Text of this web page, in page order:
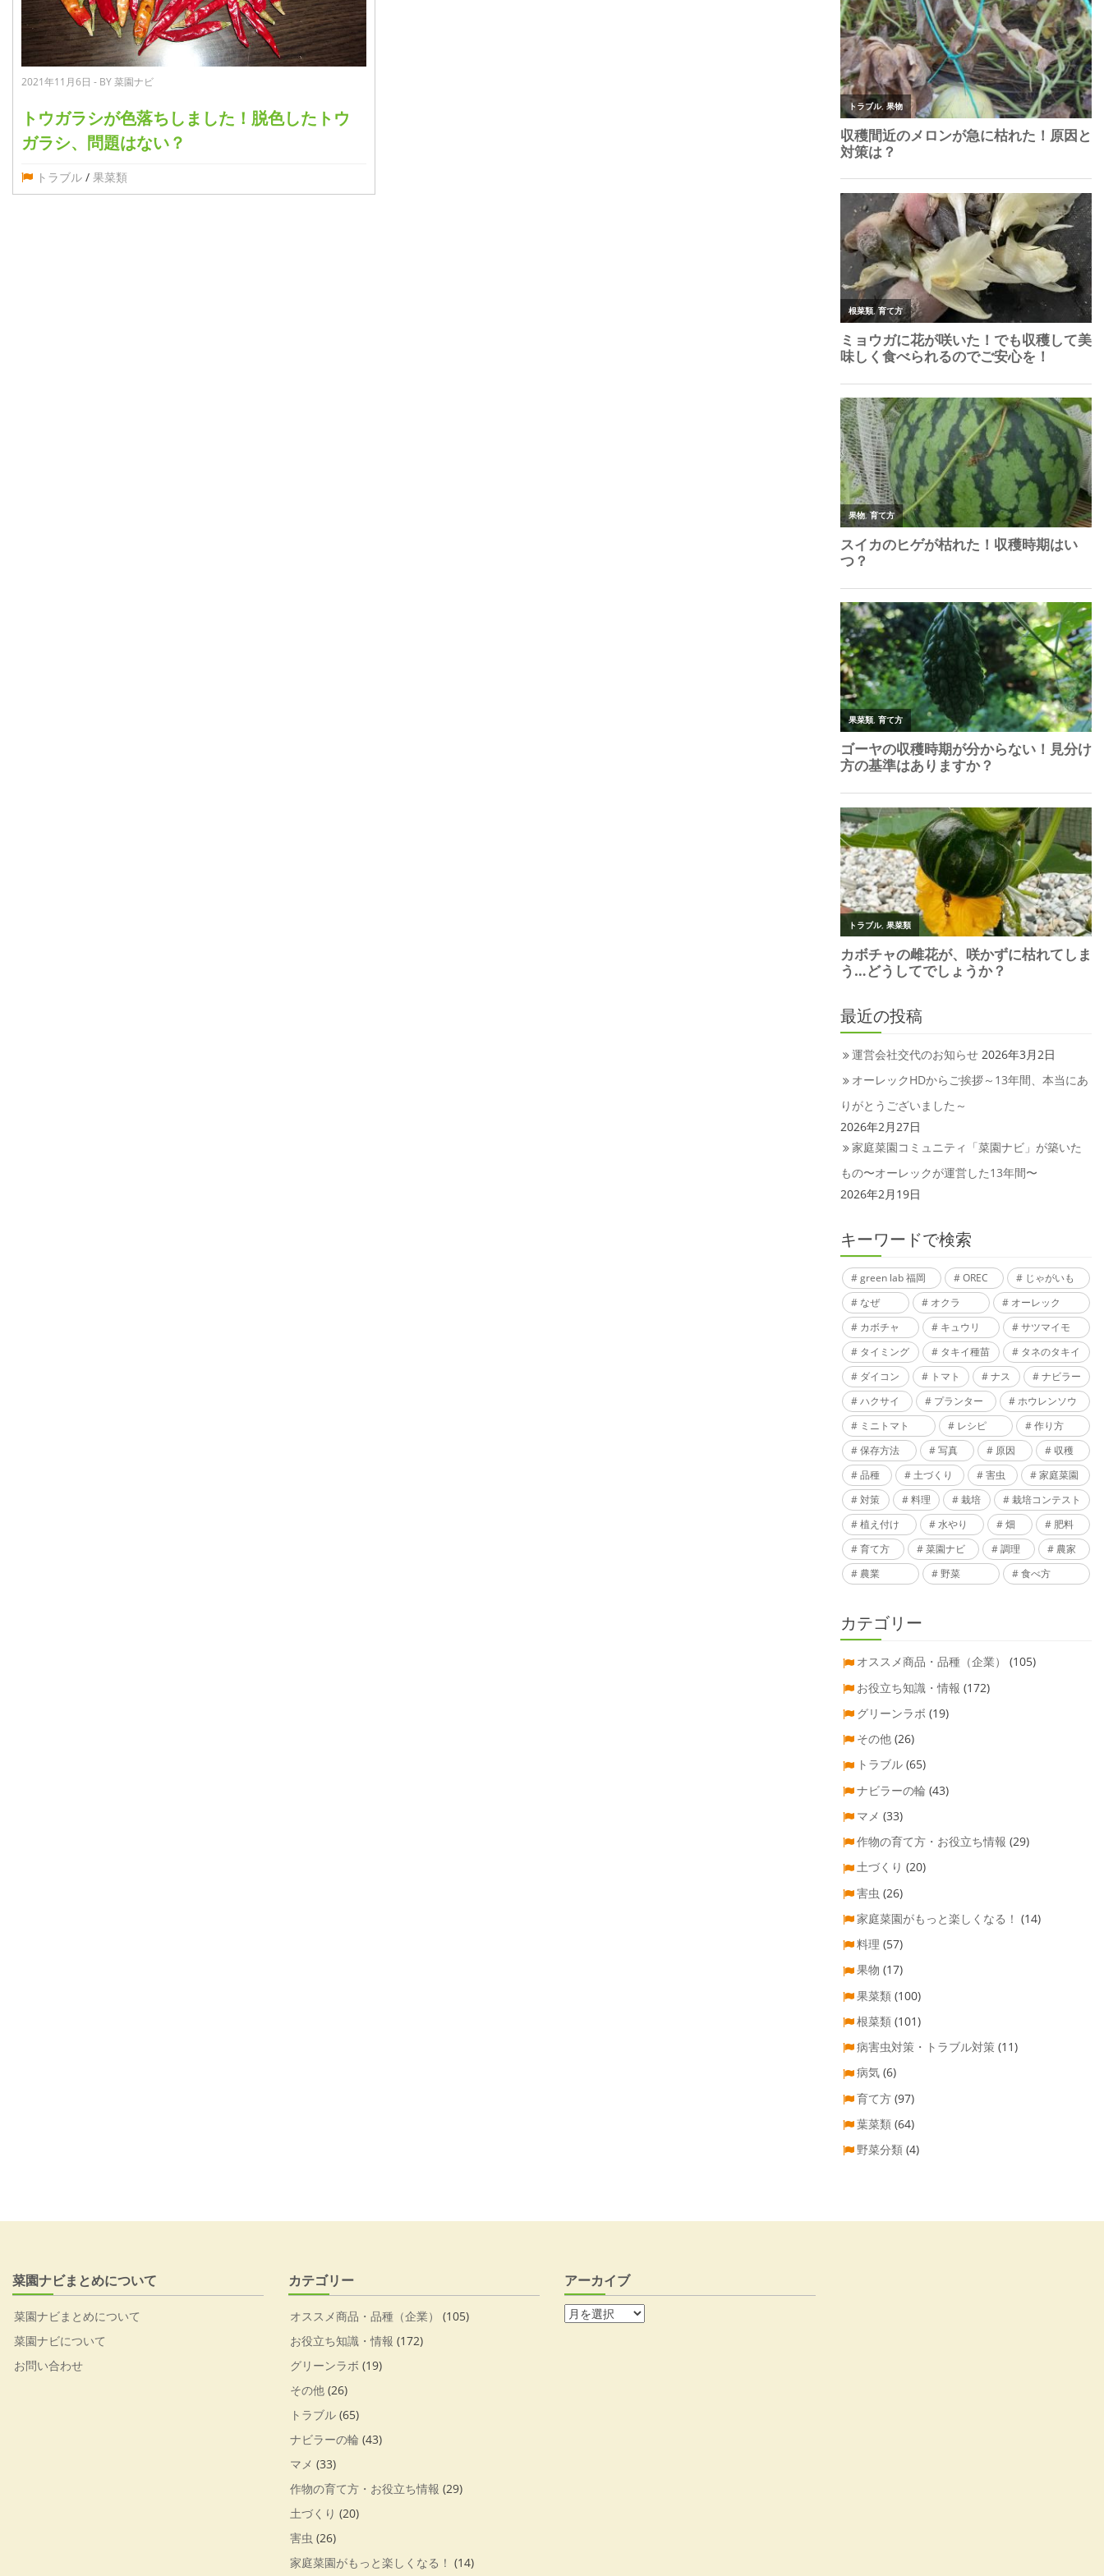
2021年11月6日 - BY 菜園ナビ
トウガラシが色落ちしました！脱色したトウ
ガラシ、問題はない？
トラブル / 果菜類
最近の投稿
運営会社交代のお知らせ 2026年3月2日
オーレックHDからご挨拶～13年間、本当にあ
りがとうございました～
2026年2月27日
家庭菜園コミュニティ「菜園ナビ」が築いた
もの〜オーレックが運営した13年間〜
2026年2月19日
キーワードで検索
green lab 福岡 OREC
じゃがいも
なぜ
オクラ
オーレック
カボチャ
キュウリ
サツマイモ
タイミング
タキイ種苗
タネのタキイ
ダイコン
トマト ナス
ナビラー
ハクサイ
プランター
ホウレンソウ
ミニトマト
レシピ
作り方
保存方法
写真 原因
収穫
品種
土づくり 害虫
家庭菜園
対策
料理 栽培
栽培コンテスト
植え付け
水やり 畑
肥料
育て方
菜園ナビ 調理
農家
農業
野菜 食べ方
カテゴリー
オススメ商品・品種（企業）
(105)
お役立ち知識・情報 (172)
グリーンラボ (19)
その他 (26)
トラブル (65)
ナビラーの輪 (43)
マメ (33)
作物の育て方・お役立ち情報 (29)
土づくり (20)
害虫 (26)
家庭菜園がもっと楽しくなる！ (14)
料理 (57)
果物 (17)
果菜類 (100)
根菜類 (101)
病害虫対策・トラブル対策 (11)
病気 (6)
育て方 (97)
葉菜類 (64)
野菜分類 (4)
菜園ナビまとめについて
菜園ナビまとめについて
菜園ナビについて
お問い合わせ
カテゴリー
オススメ商品・品種（企業）
(105)
お役立ち知識・情報 (172)
グリーンラボ (19)
その他 (26)
トラブル (65)
ナビラーの輪 (43)
マメ (33)
作物の育て方・お役立ち情報 (29)
土づくり (20)
害虫 (26)
家庭菜園がもっと楽しくなる！ (14)
アーカイブ